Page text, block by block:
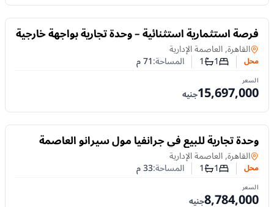
للبيع
فرصة استثمارية استثنائية – وحدة تجارية بواجهة خارجية
واسعة في العاصمة الإدارية الجديدة
محلفي
القاهرة, العاصمة الإدارية
محل عدد غرف النوم
1عدد الحمامات
1 المساحة:71م
السعر
15,697,000جنيه
للبيع
وحدة تجارية للبيع في جرانفيا مول سيرانو العاصمة
الإدارية الجديدة بمساحة 33 م² وتقسيط 5 سنوات
محلفي
القاهرة, العاصمة الإدارية
محل عدد غرف النوم
1عدد الحمامات
1 المساحة:33م
السعر
8,784,000جنيه